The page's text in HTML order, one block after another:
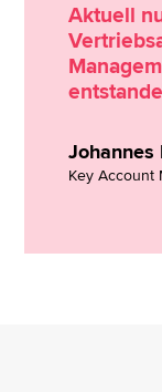
Aktuell
Johannes
Key Account